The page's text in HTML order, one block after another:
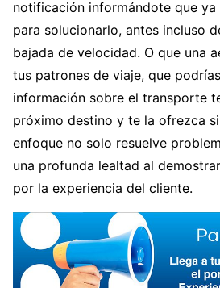
notificación informándote que ya
para solucionarlo, antes incluso
bajada de velocidad. O que una
tus patrones de viaje, que
información sobre el transporte
próximo destino y te la ofrezca
enfoque no solo resuelve
una profunda lealtad al
por la experiencia del cliente.